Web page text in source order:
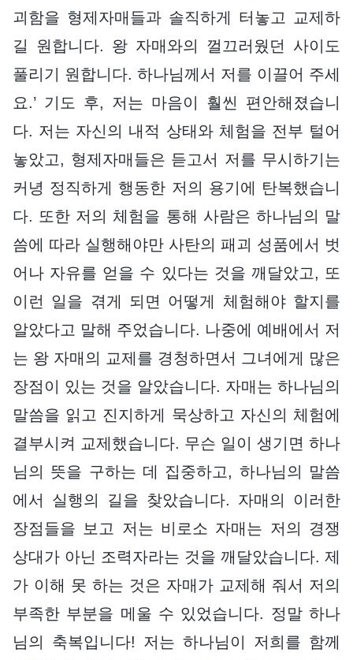
괴함을 형제자매들과 솔직하게 터놓고 교제하
길 원합니다. 왕 자매와의 껄끄러웠던 사이도
풀리기 원합니다. 하나님께서 저를 이끌어 주세
요.’ 기도 후, 저는 마음이 훨씬 편안해졌습니
다. 저는 자신의 내적 상태와 체험을 전부 털어
놓았고, 형제자매들은 듣고서 저를 무시하기는
커녕 정직하게 행동한 저의 용기에 탄복했습니
다. 또한 저의 체험을 통해 사람은 하나님의 말
씀에 따라 실행해야만 사탄의 패괴 성품에서 벗
어나 자유를 얻을 수 있다는 것을 깨달았고, 또
이런 일을 겪게 되면 어떻게 체험해야 할지를
알았다고 말해 주었습니다. 나중에 예배에서 저
는 왕 자매의 교제를 경청하면서 그녀에게 많은
장점이 있는 것을 알았습니다. 자매는 하나님의
말씀을 읽고 진지하게 묵상하고 자신의 체험에
결부시켜 교제했습니다. 무슨 일이 생기면 하나
님의 뜻을 구하는 데 집중하고, 하나님의 말씀
에서 실행의 길을 찾았습니다. 자매의 이러한
장점들을 보고 저는 비로소 자매는 저의 경쟁
상대가 아닌 조력자라는 것을 깨달았습니다. 제
가 이해 못 하는 것은 자매가 교제해 줘서 저의
부족한 부분을 메울 수 있었습니다. 정말 하나
님의 축복입니다! 저는 하나님이 저희를 함께